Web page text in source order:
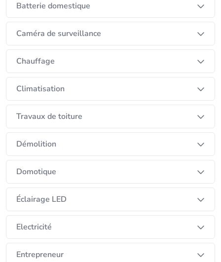
Batterie domestique
Caméra de surveillance
Chauffage
Climatisation
Travaux de toiture
Démolition
Domotique
Éclairage LED
Electricité
Entrepreneur